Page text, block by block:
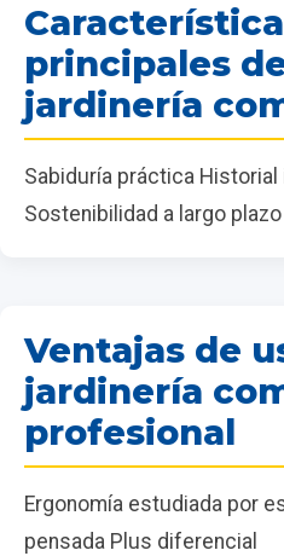
principales
jardinería
Sabiduría práctica
Sostenibilidad a largo plazo
Ventajas de
jardinería
profesional
Ergonomía estudiada por
pensada Plus diferencial